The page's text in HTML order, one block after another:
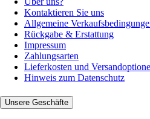
Kontaktieren Sie uns
Allgemeine
Rückgabe & Erstattung
Impressum
Zahlungsarten
Lieferkosten und
Hinweis zum Datenschutz
Unsere Geschäfte